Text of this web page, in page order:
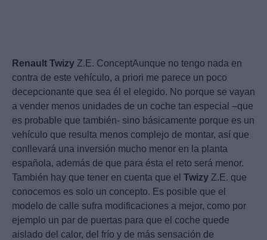
Renault Twizy Z.E. ConceptAunque no tengo nada en
contra de este vehículo, a priori me parece un poco
decepcionante que sea él el elegido. No porque se vayan
a vender menos unidades de un coche tan especial –que
es probable que también- sino básicamente porque es un
vehículo que resulta menos complejo de montar, así que
conllevará una inversión mucho menor en la planta
española, además de que para ésta el reto será menor.
También hay que tener en cuenta que el Twizy Z.E. que
conocemos es solo un concepto. Es posible que el
modelo de calle sufra modificaciones a mejor, como por
ejemplo un par de puertas para que el coche quede
aislado del calor, del frío y de más sensación de